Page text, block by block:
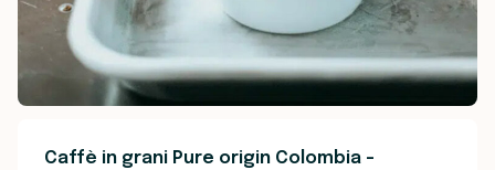
Caffè in grani Pure origin Colombia -